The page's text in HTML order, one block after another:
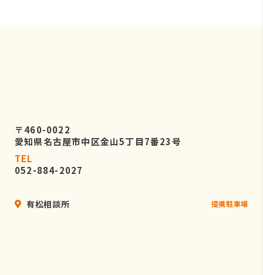
〒460-0022
愛知県名古屋市中区金山5丁目7番23号
TEL
052-884-2027
有松相談所 提携駐車場